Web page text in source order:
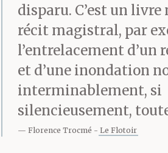
moquais de ma
tristesse de fin
vacances, qui
à mon enfance ;
Henriette,
aussi je suis en-
disparu. C’est un livre
récit magistral, par
l’entrelacement d’un
et d’une inondation
interminablement, si
silencieusement,
Florence Trocmé Le Flotoir